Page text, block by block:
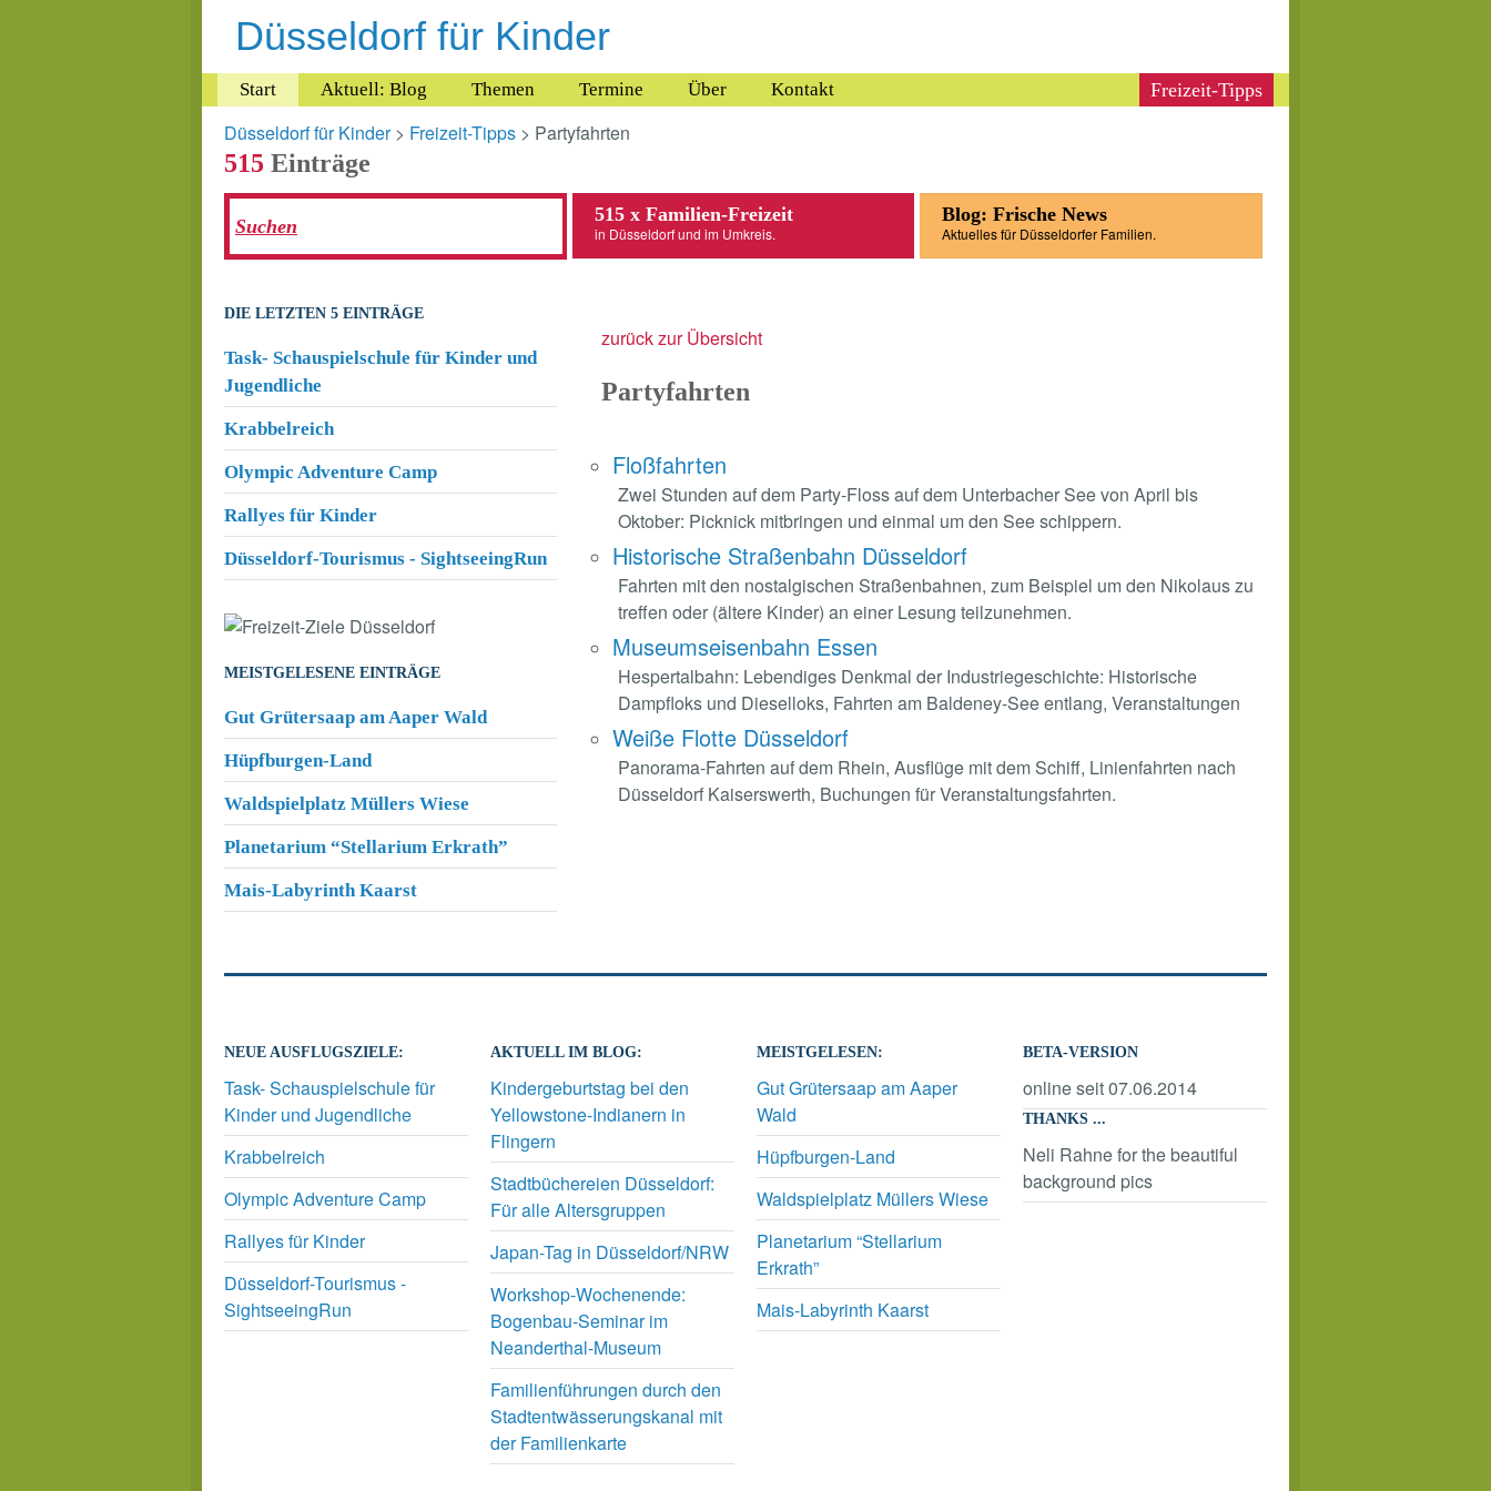
Düsseldorf für Kinder
Start Aktuell: Blog Themen Termine Über Kontakt Freizeit-Tipps
Düsseldorf für Kinder> Freizeit-Tipps > Partyfahrten
515 Einträge
515 x Familien-Freizeit
in Düsseldorf und im Umkreis.
Blog: Frische News
Aktuelles für Düsseldorfer Familien.
zurück zur Übersicht
Partyfahrten
Floßfahrten
Zwei Stunden auf dem Party-Floss auf dem Unterbacher See von April bis
Oktober: Picknick mitbringen und einmal um den See schippern.
Historische Straßenbahn Düsseldorf
Fahrten mit den nostalgischen Straßenbahnen, zum Beispiel um den Nikolaus zu
treffen oder (ältere Kinder) an einer Lesung teilzunehmen.
Museumseisenbahn Essen
Hespertalbahn: Lebendiges Denkmal der Industriegeschichte: Historische
Dampfloks und Dieselloks, Fahrten am Baldeney-See entlang, Veranstaltungen
Weiße Flotte Düsseldorf
Panorama-Fahrten auf dem Rhein, Ausflüge mit dem Schiff, Linienfahrten nach
Düsseldorf Kaiserswerth, Buchungen für Veranstaltungsfahrten.
DIE LETZTEN 5 EINTRÄGE
Task- Schauspielschule für Kinder und
Jugendliche
Krabbelreich
Olympic Adventure Camp
Rallyes für Kinder
Düsseldorf-Tourismus - SightseeingRun
MEISTGELESENE EINTRÄGE
Gut Grütersaap am Aaper Wald
Hüpfburgen-Land
Waldspielplatz Müllers Wiese
Planetarium “Stellarium Erkrath”
Mais-Labyrinth Kaarst
NEUE AUSFLUGSZIELE:
Task- Schauspielschule für
Kinder und Jugendliche
Krabbelreich
Olympic Adventure Camp
Rallyes für Kinder
Düsseldorf-Tourismus -
SightseeingRun
AKTUELL IM BLOG:
Kindergeburtstag bei den
Yellowstone-Indianern in
Flingern
Stadtbüchereien Düsseldorf:
Für alle Altersgruppen
Japan-Tag in Düsseldorf/NRW
Workshop-Wochenende:
Bogenbau-Seminar im
Neanderthal-Museum
Familienführungen durch den
Stadtentwässerungskanal mit
der Familienkarte
MEISTGELESEN:
Gut Grütersaap am Aaper
Wald
Hüpfburgen-Land
Waldspielplatz Müllers Wiese
Planetarium “Stellarium
Erkrath”
Mais-Labyrinth Kaarst
BETA-VERSION
online seit 07.06.2014
THANKS ...
Neli Rahne for the beautiful
background pics